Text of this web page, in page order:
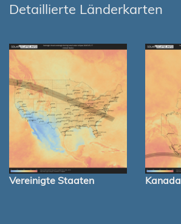
Detaillierte Länderkarten
Vereinigte Staaten Kanada